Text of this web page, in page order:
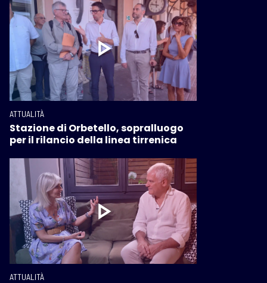
ATTUALITÀ
Stazione di Orbetello, sopralluogo
per il rilancio della linea tirrenica
ATTUALITÀ